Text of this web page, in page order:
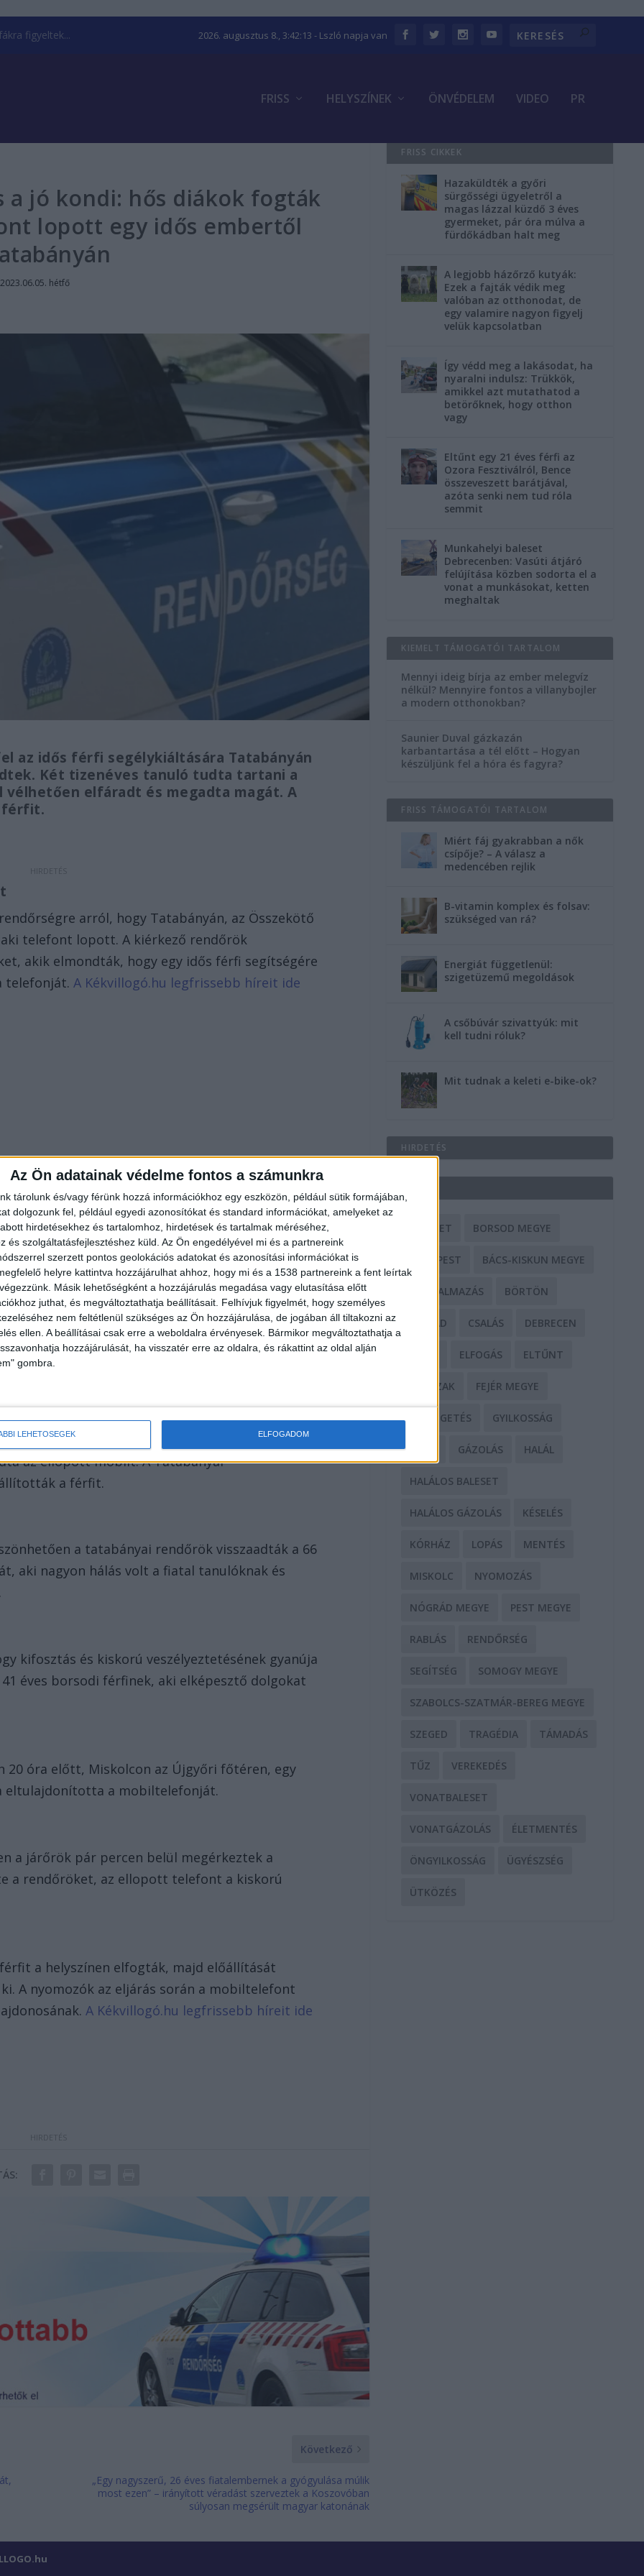
Az Ön adatainak védelme fontos a számunkra
tárolunk és/vagy férünk hozzá információkhoz egy eszközön, például sütik formájában,
dolgozunk fel, például egyedi azonosítókat és standard információkat, amelyeket az
hirdetésekhez és tartalomhoz, hirdetések és tartalmak méréséhez,
és szolgáltatásfejlesztéshez küld. Az Ön engedélyével mi és a partnereink
szerzett pontos geolokációs adatokat és azonosítási információkat is
helyre kattintva hozzájárulhat ahhoz, hogy mi és a 1538 partnereink a fent leírtak
Másik lehetőségként a hozzájárulás megadása vagy elutasítása előtt
juthat, és megváltoztathatja beállításait. Felhívjuk figyelmét, hogy személyes
nem feltétlenül szükséges az Ön hozzájárulása, de jogában áll tiltakozni az
ellen. A beállításai csak erre a weboldalra érvényesek. Bármikor megváltoztathatja a
hozzájárulását, ha visszatér erre az oldalra, és rákattint az oldal alján
gombra.
LEHETŐSÉGEK ELFOGADOM
figyeltek... 2026. augusztus 8., 3:42:14 - Lszló napja van
FRISS HELYSZÍNEK ÖNVÉDELEM VIDEO PR
a jó kondi: hős diákok fogták
lopott egy idős embertől
2023.06.05. hétfő
az idős férfi segélykiáltására Tatabányán
Két tizenéves tanuló tudta tartani a
elfáradt és megadta magát. A
férfit.
arról, hogy Tatabányán, az Összekötő
telefont lopott. A kiérkező rendőrök
akik elmondták, hogy egy idős férfi segítségére
telefonját.A Kékvillogó.hu legfrissebb híreit ide
Az elkövető menekülés közben többször a
őket.
a tempót a 26 éves férfival, aki abbahagyta a
az ellopott mobilt. A Tatabányai
a férfit.
a tatabányai rendőrök visszaadták a 66
aki nagyon hálás volt a fiatal tanulóknak és
kifosztás és kiskorú veszélyeztetésének gyanúja
éves borsodi férfinek, aki elképesztő dolgokat
20 óra előtt, Miskolcon az Újgyőri főtéren, egy
eltulajdonította a mobiltelefonját.
a járőrök pár percen belül megérkeztek a
a rendőröket, az ellopott telefont a kiskorú
a helyszínen elfogták, majd előállítását
A nyomozók az eljárás során a mobiltelefont
A Kékvillogó.hu legfrissebb híreit ide
Következő
„Egy nagyszerű, 26 éves fiatalembernek a gyógyulása múlik
most ezen” – irányított véradást szerveztek a Koszovóban
súlyosan megsérült magyar katonának
FRISS CIKKEK
Hazaküldték a győri
sürgősségi ügyeletről a
magas lázzal küzdő 3 éves
gyermeket, pár óra múlva a
fürdőkádban halt meg
A legjobb házőrző kutyák:
Ezek a fajták védik meg
valóban az otthonodat, de
egy valamire nagyon figyelj
velük kapcsolatban
Így védd meg a lakásodat, ha
nyaralni indulsz: Trükkök,
amikkel azt mutathatod a
betörőknek, hogy otthon
vagy
Eltűnt egy 21 éves férfi az
Ozora Fesztiválról, Bence
összeveszett barátjával,
azóta senki nem tud róla
semmit
Munkahelyi baleset
Debrecenben: Vasúti átjáró
felújítása közben sodorta el a
vonat a munkásokat, ketten
meghaltak
KIEMELT TÁMOGATÓI TARTALOM
Mennyi ideig bírja az ember melegvíz
nélkül? Mennyire fontos a villanybojler
a modern otthonokban?
Saunier Duval gázkazán
karbantartása a tél előtt – Hogyan
készüljünk fel a hóra és fagyra?
FRISS TÁMOGATÓI TARTALOM
Miért fáj gyakrabban a nők
csípője? – A válasz a
medencében rejlik
B-vitamin komplex és folsav:
szükséged van rá?
Energiát függetlenül:
szigetüzemű megoldások
A csőbúvár szivattyúk: mit
kell tudni róluk?
Mit tudnak a keleti e-bike-ok?
HIRDETÉS
BALESET BORSOD MEGYE
BUDAPEST BÁCS-KISKUN MEGYE
BÁNTALMAZÁS BÖRTÖN
CSALÁD CSALÁS DEBRECEN
ELFOGÁS ELTŰNT
ERŐSZAK FEJÉR MEGYE
FENYEGETÉS GYILKOSSÁG
GÁZOLÁS HALÁL
HALÁLOS BALESET
HALÁLOS GÁZOLÁS KÉSELÉS
KÓRHÁZ LOPÁS MENTÉS
MISKOLC NYOMOZÁS
NÓGRÁD MEGYE PEST MEGYE
RABLÁS RENDŐRSÉG
SEGÍTSÉG SOMOGY MEGYE
SZABOLCS-SZATMÁR-BEREG MEGYE
SZEGED TRAGÉDIA TÁMADÁS
TŰZ VEREKEDÉS
VONATBALESET
VONATGÁZOLÁS ÉLETMENTÉS
ÖNGYILKOSSÁG ÜGYÉSZSÉG
ÜTKÖZÉS